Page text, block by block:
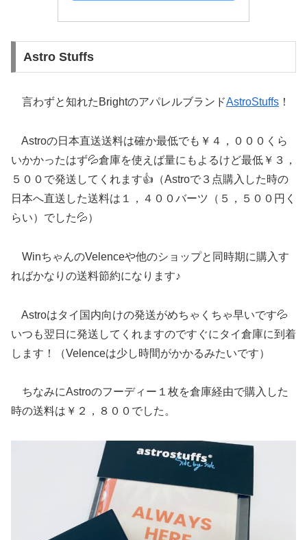
Astro Stuffs
言わずと知れたBrightのアパレルブランドAstroStuffs ！
Astroの日本直送送料は確か最低でも￥４，０００くら
いかかったはず💦倉庫を使えば量にもよるけど最低￥３，
５００で発送してくれます👍（Astroで３点購入した時の
日本へ直送した送料は１，４００バーツ（５，５００円く
らい）でした💦）
WinちゃんのVelenceや他のショップと同時期に購入す
ればかなりの送料節約になります♪
Astroはタイ国内向けの発送がめちゃくちゃ早いです💦
いつも翌日に発送してくれますのですぐにタイ倉庫に到着
します！（Velenceは少し時間がかかるみたいです）
ちなみにAstroのフーディー１枚を倉庫経由で購入した
時の送料は￥２，８００でした。